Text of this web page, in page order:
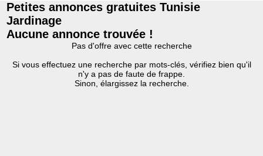
Petites annonces gratuites Tunisie
Jardinage
Aucune annonce trouvée !
Pas d'offre avec cette recherche
Si vous effectuez une recherche par mots-clés, vérifiez bien qu'il
n'y a pas de faute de frappe.
Sinon, élargissez la recherche.